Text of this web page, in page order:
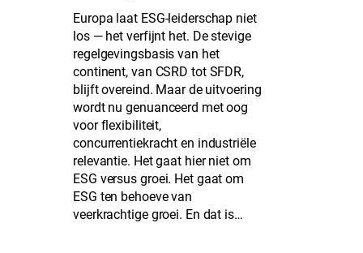
Europa laat ESG-leiderschap niet
los — het verfijnt het. De stevige
regelgevingsbasis van het
continent, van CSRD tot SFDR,
blijft overeind. Maar de uitvoering
wordt nu genuanceerd met oog
voor flexibiliteit,
concurrentiekracht en industriële
relevantie. Het gaat hier niet om
ESG versus groei. Het gaat om
ESG ten behoeve van
veerkrachtige groei. En dat is…